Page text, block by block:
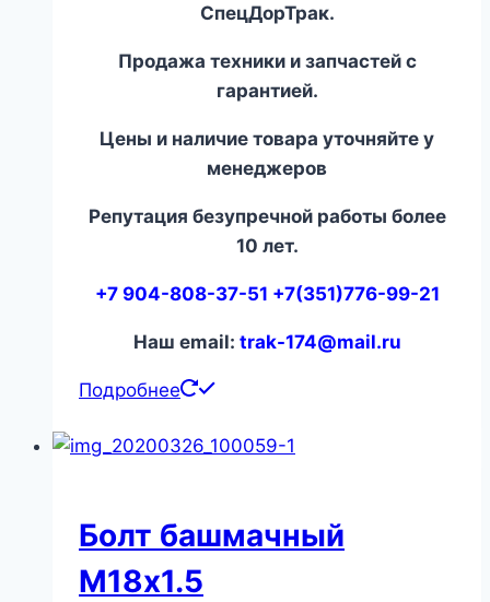
СпецДорТрак.
Продажа техники и запчастей с
гарантией.
Цены и наличие товара уточняйте у
менеджеров
Репутация безупречной работы более
10 лет.
+7 904-808-37-51 +7(351)776-99-21
Наш email: trak-174@mail.ru
Подробнее
Болт башмачный
М18х1.5